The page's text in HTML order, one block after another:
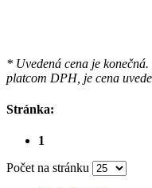
* Uvedená cena je
platcom DPH, je cena
Stránka:
1
Počet na stránku